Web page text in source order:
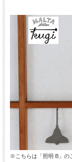
※こちらは「照明 B」の